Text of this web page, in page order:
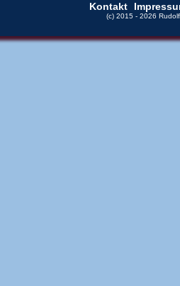
Kontakt
(c) 2015 - 2026